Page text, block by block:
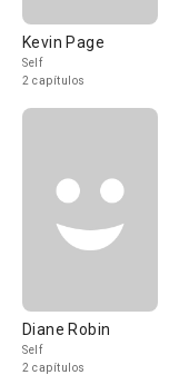
Kevin Page
Self
2 capítulos
Diane Robin
Self
2 capítulos